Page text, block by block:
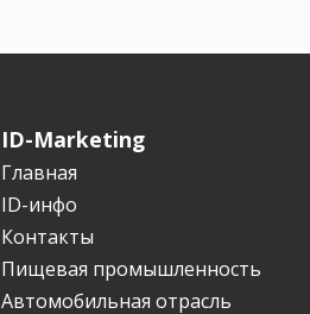
ID-Marketing
Главная
ID-инфо
Контакты
Пищевая промышленность
Автомобильная отрасль